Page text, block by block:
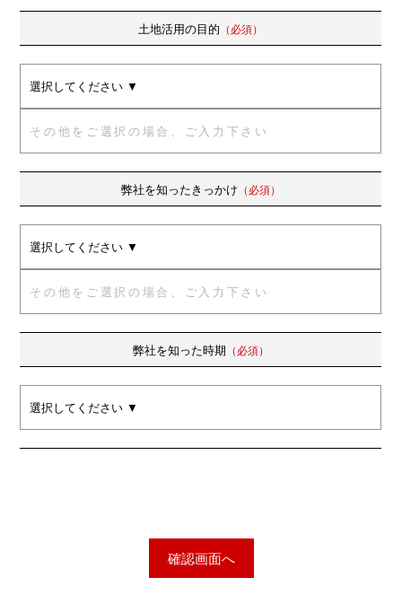
土地活用の目的 （必須）
弊社を知ったきっかけ （必須）
弊社を知った時期 （必須）